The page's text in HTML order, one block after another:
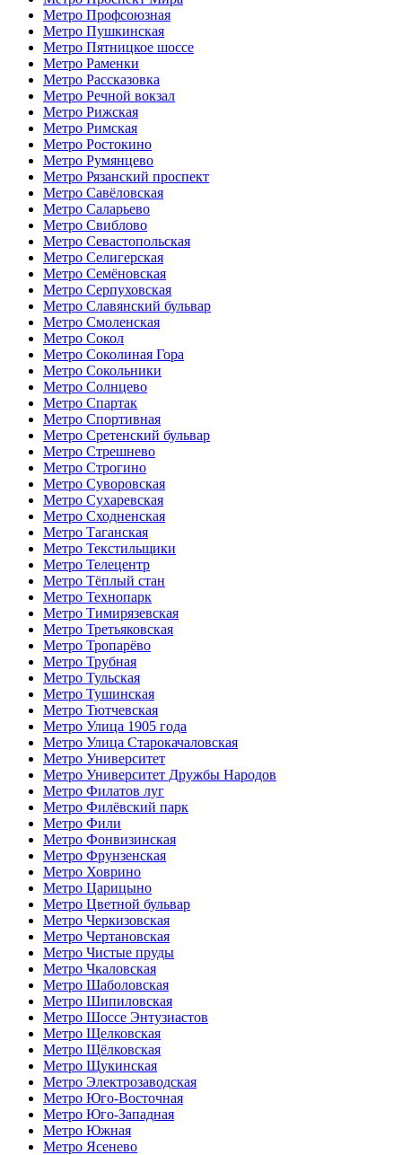
Метро Профсоюзная
Метро Пушкинская
Метро Пятницкое шоссе
Метро Раменки
Метро Рассказовка
Метро Речной вокзал
Метро Рижская
Метро Римская
Метро Ростокино
Метро Румянцево
Метро Рязанский проспект
Метро Савёловская
Метро Саларьево
Метро Свиблово
Метро Севастопольская
Метро Селигерская
Метро Семёновская
Метро Серпуховская
Метро Славянский бульвар
Метро Смоленская
Метро Сокол
Метро Соколиная Гора
Метро Сокольники
Метро Солнцево
Метро Спартак
Метро Спортивная
Метро Сретенский бульвар
Метро Стрешнево
Метро Строгино
Метро Суворовская
Метро Сухаревская
Метро Сходненская
Метро Таганская
Метро Текстильщики
Метро Телецентр
Метро Тёплый стан
Метро Технопарк
Метро Тимирязевская
Метро Третьяковская
Метро Тропарёво
Метро Трубная
Метро Тульская
Метро Тушинская
Метро Тютчевская
Метро Улица 1905 года
Метро Улица Старокачаловская
Метро Университет
Метро Университет Дружбы Народов
Метро Филатов луг
Метро Филёвский парк
Метро Фили
Метро Фонвизинская
Метро Фрунзенская
Метро Ховрино
Метро Царицыно
Метро Цветной бульвар
Метро Черкизовская
Метро Чертановская
Метро Чистые пруды
Метро Чкаловская
Метро Шаболовская
Метро Шипиловская
Метро Шоссе Энтузиастов
Метро Щелковская
Метро Щёлковская
Метро Щукинская
Метро Электрозаводская
Метро Юго-Восточная
Метро Юго-Западная
Метро Южная
Метро Ясенево